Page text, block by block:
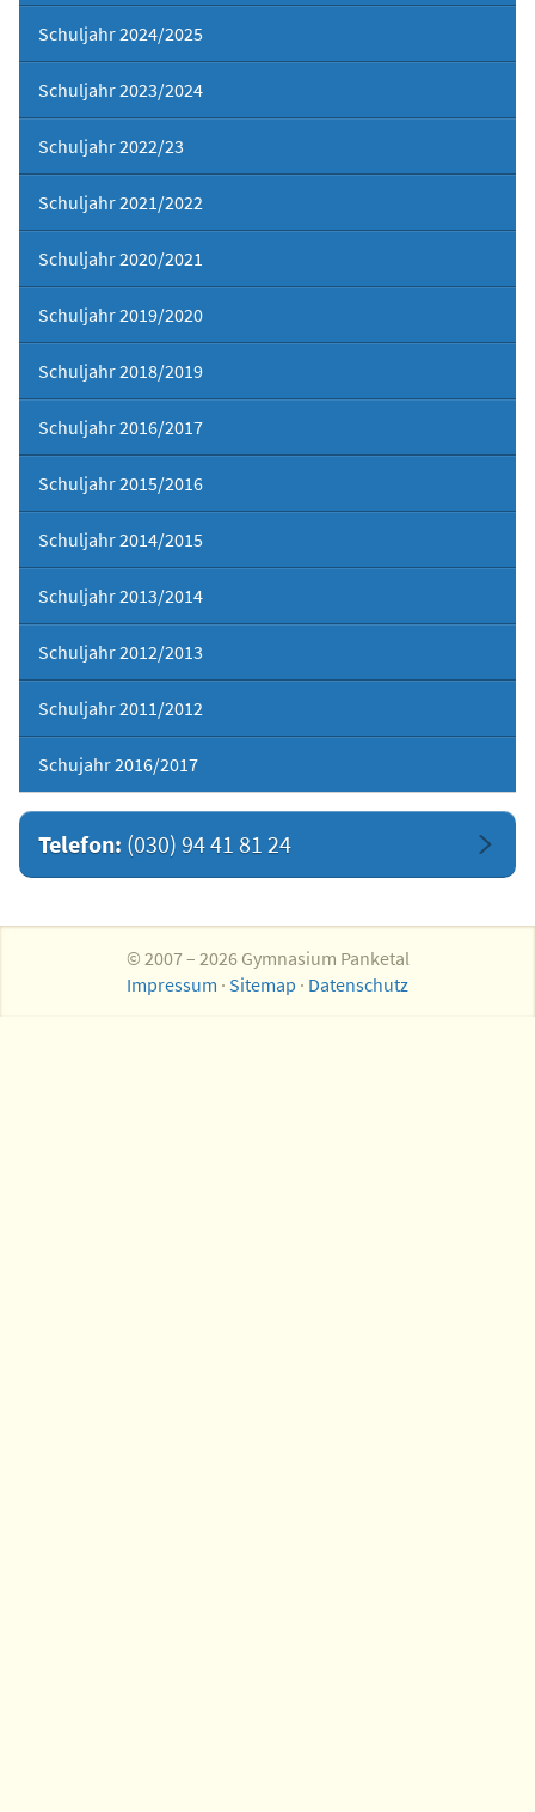
Schuljahr 2024/2025
Schuljahr 2023/2024
Schuljahr 2022/23
Schuljahr 2021/2022
Schuljahr 2020/2021
Schuljahr 2019/2020
Schuljahr 2018/2019
Schuljahr 2016/2017
Schuljahr 2015/2016
Schuljahr 2014/2015
Schuljahr 2013/2014
Schuljahr 2012/2013
Schuljahr 2011/2012
Schujahr 2016/2017
Telefon: (030) 94 41 81 24
© 2007 – 2026 Gymnasium Panketal
Impressum · Sitemap · Datenschutz